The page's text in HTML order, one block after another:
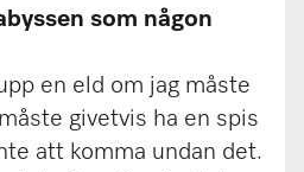
som någon
en eld om jag måste
givetvis ha en spis
att komma undan det.